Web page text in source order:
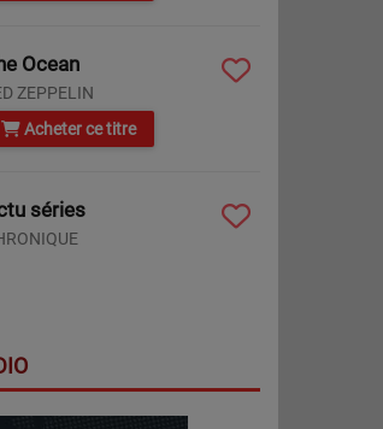
Ocean
ZEPPELIN
Acheter ce titre
séries